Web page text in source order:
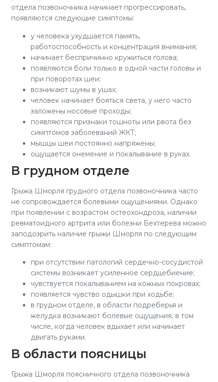
отдела позвоночника начинает прогрессировать,
появляются следующие симптомы:
у человека ухудшается память,
работоспособность и концентрация внимания;
начинает беспричинно кружиться голова;
появляются боли только в одной части головы и
при поворотах шеи;
возникают шумы в ушах;
человек начинает бояться света, у него часто
заложены носовые проходы;
появляются признаки тошноты или рвота без
симптомов заболеваний ЖКТ;
мышцы шеи постоянно напряжены;
ощущается онемение и покалывание в руках.
В грудном отделе
Грыжа Шморля грудного отдела позвоночника часто
не сопровождается болевыми ощущениями. Однако
при появлении с возрастом остеохондроза, наличии
ревматоидного артрита или болезни Бехтерева можно
заподозрить наличие грыжи Шморля по следующим
симптомам:
при отсутствии патологий сердечно-сосудистой
системы возникает усиленное сердцебиение;
чувствуется покалыванием на кожных покровах;
появляется чувство одышки при ходьбе;
в грудном отделе, в области подреберья и
желудка возникают болевые ощущения, в том
числе, когда человек вдыхает или начинает
двигать руками.
В области поясницы
Грыжа Шморля поясничного отдела позвоночника